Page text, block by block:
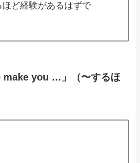
ほど経験があるはずで
make you …」（〜するほ